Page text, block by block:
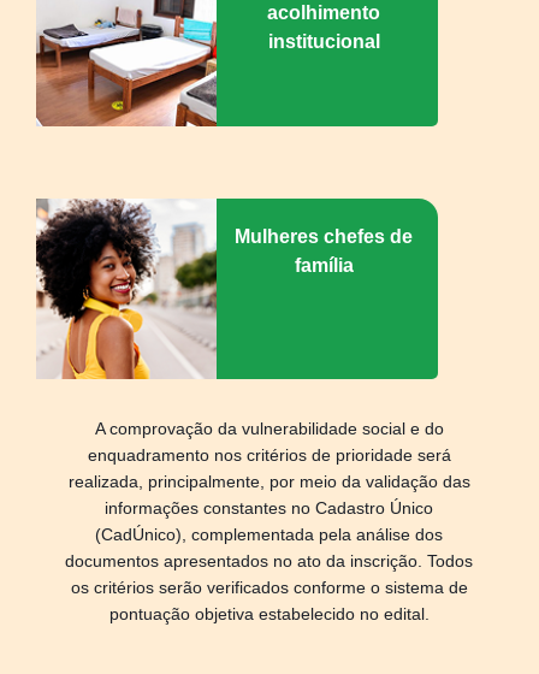
acolhimento
institucional
Mulheres chefes de
família
A comprovação da vulnerabilidade social e do
enquadramento nos critérios de prioridade será
realizada, principalmente, por meio da validação das
informações constantes no Cadastro Único
(CadÚnico), complementada pela análise dos
documentos apresentados no ato da inscrição. Todos
os critérios serão verificados conforme o sistema de
pontuação objetiva estabelecido no edital.